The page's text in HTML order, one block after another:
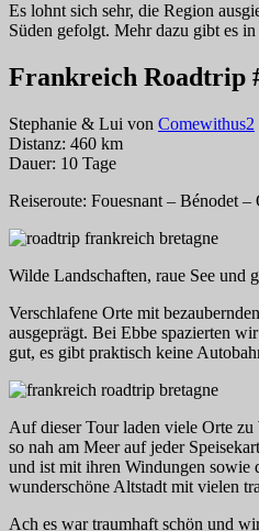
Es lohnt sich sehr, die Region
Süden gefolgt. Mehr dazu gibt es
Frankreich Roadtrip
Stephanie & Lui von Comewithus2
Distanz: 460 km
Dauer: 10 Tage
Reiseroute: Fouesnant – Bénodet
Wilde Landschaften, raue See und
Verschlafene Orte mit
ausgeprägt. Bei Ebbe spazierten
gut, es gibt praktisch keine
Auf dieser Tour laden viele Orte
so nah am Meer auf jeder
und ist mit ihren Windungen sowie
wunderschöne Altstadt mit vielen
Ach es war traumhaft schön und